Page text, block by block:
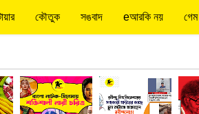
কৌতুক সঙবাদ eআরকি নয় গেম